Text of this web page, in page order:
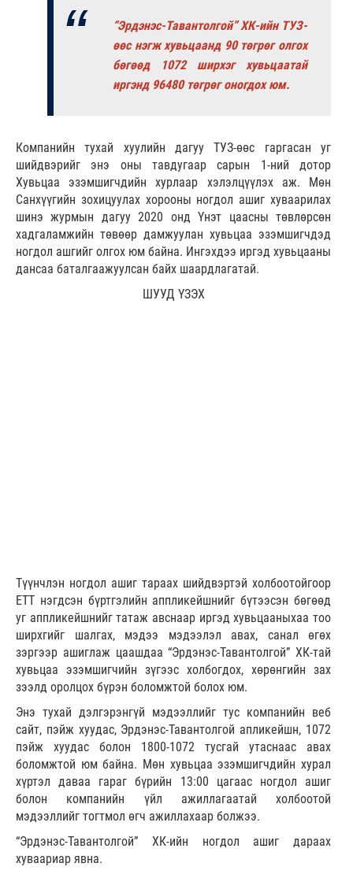
“Эрдэнэс-Тавантолгой” ХК-ийн ТУЗ-
өөс нэгж хувьцаанд 90 төгрөг олгох
бөгөөд 1072 ширхэг хувьцаатай
иргэнд 96480 төгрөг оногдох юм.
Компанийн тухай хуулийн дагуу ТУЗ-өөс гаргасан уг
шийдвэрийг энэ оны тавдугаар сарын 1-ний дотор
Хувьцаа эзэмшигчдийн хурлаар хэлэлцүүлэх аж. Мөн
Санхүүгийн зохицуулах хорооны ногдол ашиг хуваарилах
шинэ журмын дагуу 2020 онд Үнэт цаасны төвлөрсөн
хадгаламжийн төвөөр дамжуулан хувьцаа эзэмшигчдэд
ногдол ашгийг олгох юм байна. Ингэхдээ иргэд хувьцааны
дансаа баталгаажуулсан байх шаардлагатай.
ШУУД ҮЗЭХ
Түүнчлэн ногдол ашиг тараах шийдвэртэй холбоотойгоор
ETT нэгдсэн бүртгэлийн аппликейшнийг бүтээсэн бөгөөд
уг аппликейшнийг татаж авснаар иргэд хувьцааныхаа тоо
ширхгийг шалгах, мэдээ мэдээлэл авах, санал өгөх
зэргээр ашиглаж цаашдаа “Эрдэнэс-Тавантолгой” ХК-тай
хувьцаа эзэмшигчийн зүгээс холбогдох, хөрөнгийн зах
зээлд оролцох бүрэн боломжтой болох юм.
Энэ тухай дэлгэрэнгүй мэдээллийг тус компанийн веб
сайт, пэйж хуудас, Эрдэнэс-Тавантолгой апликейшн, 1072
пэйж хуудас болон 1800-1072 тусгай утаснаас авах
боломжтой юм байна. Мөн хувьцаа эзэмшигчдийн хурал
хүртэл даваа гараг бүрийн 13:00 цагаас ногдол ашиг
болон компанийн үйл ажиллагаатай холбоотой
мэдээллийг тогтмол өгч ажиллахаар болжээ.
“Эрдэнэс-Тавантолгой” ХК-ийн ногдол ашиг дараах
хуваариар явна.